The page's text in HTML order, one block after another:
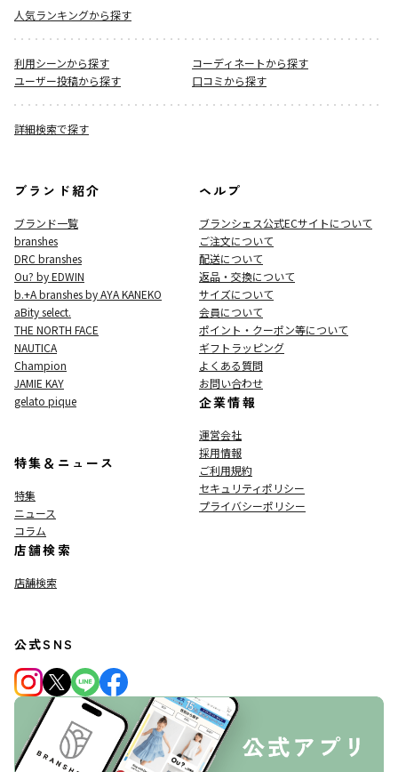
人気ランキングから探す
利用シーンから探す
コーディネートから探す
ユーザー投稿から探す
口コミから探す
詳細検索で探す
ブランド紹介
ブランド一覧
branshes
DRC branshes
Ou? by EDWIN
b.+A branshes by AYA KANEKO
aBity select.
THE NORTH FACE
NAUTICA
Champion
JAMIE KAY
gelato pique
特集＆ニュース
特集
ニュース
コラム
店舗検索
店舗検索
ヘルプ
ブランシェス公式ECサイトについて
ご注文について
配送について
返品・交換について
サイズについて
会員について
ポイント・クーポン等について
ギフトラッピング
よくある質問
お問い合わせ
企業情報
運営会社
採用情報
ご利用規約
セキュリティポリシー
プライバシーポリシー
公式SNS